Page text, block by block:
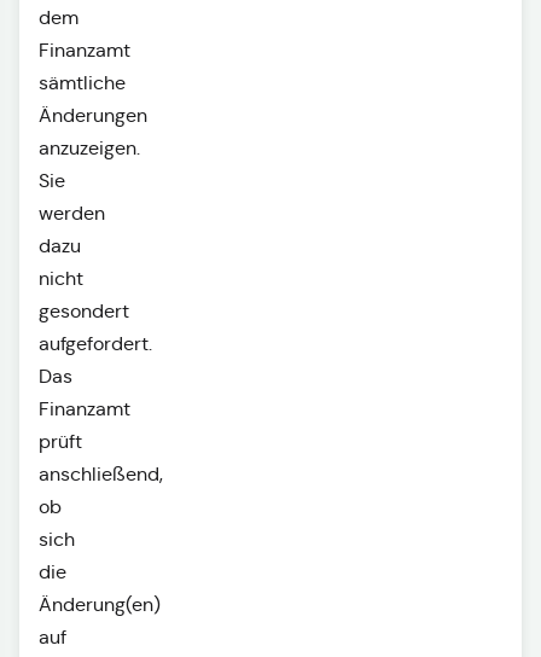
dem
Finanzamt
sämtliche
Änderungen
anzuzeigen.
Sie
werden
dazu
nicht
gesondert
aufgefordert.
Das
Finanzamt
prüft
anschließend,
ob
sich
die
Änderung(en)
auf